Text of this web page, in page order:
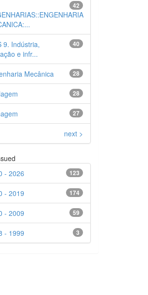
42
40
9. Indústria,
e infr...
28
Mecânica
28
27
next >
123
- 2026
174
- 2019
59
- 2009
3
- 1999